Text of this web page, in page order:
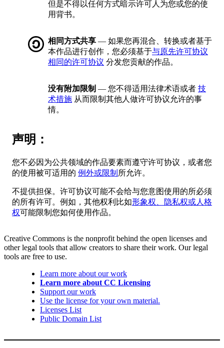
但是不得以任何方式暗示许可人为您或您的使
用背书。
相同方式共享 — 如果您再混合、转换或者基于
本作品进行创作，您必须基于与原先许可协议
相同的许可协议 分发您贡献的作品。
没有附加限制 — 您不得适用法律术语或者 技
术措施 从而限制其他人做许可协议允许的事
情。
声明：
您不必因为公共领域的作品要素而遵守许可协议，或者您
的使用被可适用的 例外或限制 所允许。
不提供担保。许可协议可能不会给与您意图使用的所必须
的所有许可。例如，其他权利比如形象权、隐私权或人格
权可能限制您如何使用作品。
Creative Commons is the nonprofit behind the open licenses and
other legal tools that allow creators to share their work. Our legal
tools are free to use.
Learn more about our work
Learn more about CC Licensing
Support our work
Use the license for your own material.
Licenses List
Public Domain List